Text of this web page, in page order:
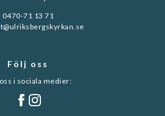
0470-71 13 71
Följ oss
i sociala medier: